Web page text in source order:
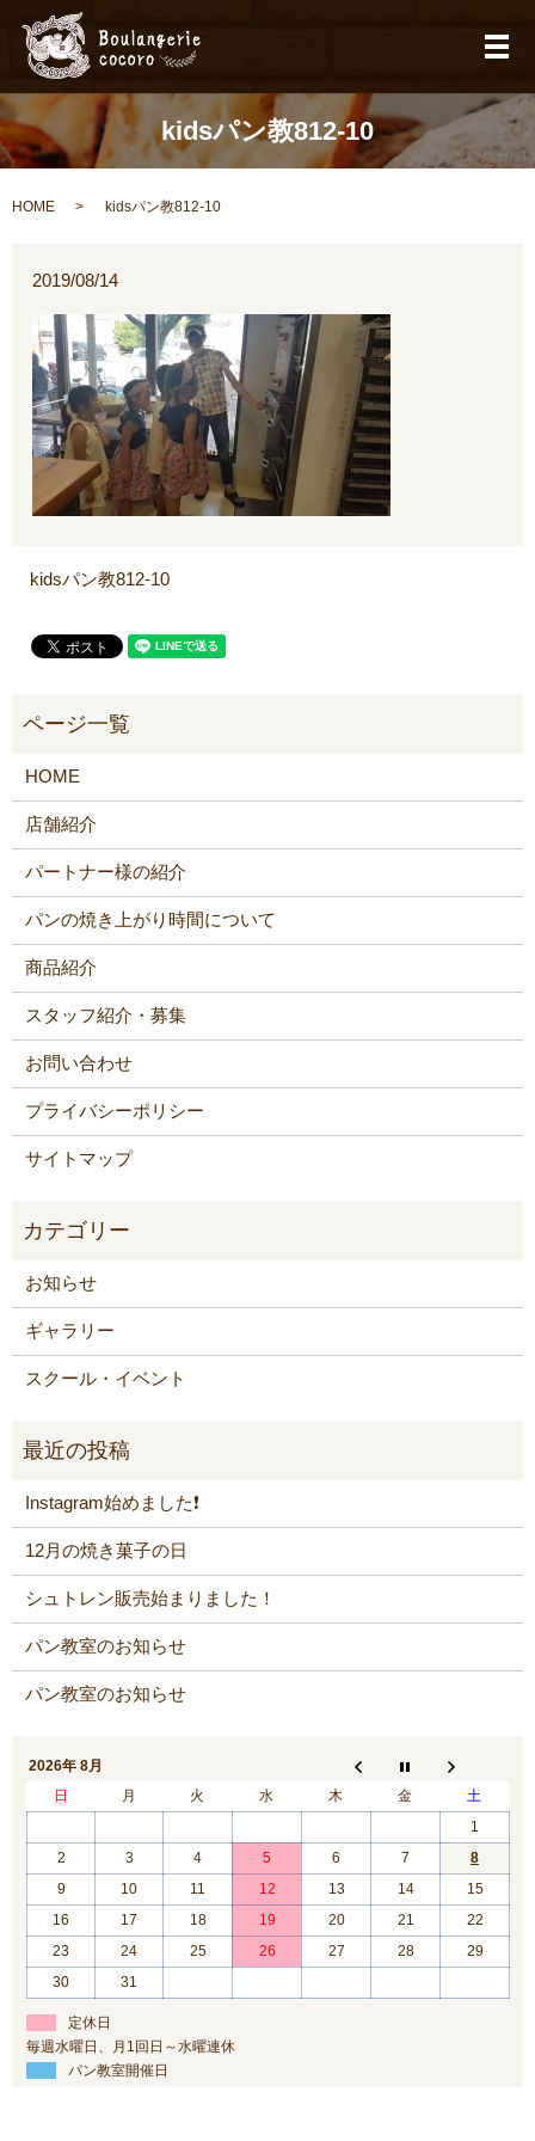
メ
kidsパン教812‐10
HOME kidsパン教812‐10
2019/08/14
kidsパン教812‐10
HOME
店舗紹介
パートナー様の紹介
パンの焼き上がり時間について
商品紹介
スタッフ紹介・募集
お問い合わせ
プライバシーポリシー
サイトマップ
お知らせ
ギャラリー
スクール・イベント
Instagram始めました❗️
12月の焼き菓子の日
シュトレン販売始まりました！
パン教室のお知らせ
パン教室のお知らせ
2026年 8月
日
月 火 水 木 金
土
1
2
3 4 5 6 7
8
9
10 11 12 13 14
15
16
17 18 19 20 21
22
23
24 25 26 27 28
29
30
31
定休日
毎週水曜日、月1回日～水曜連休
パン教室開催日